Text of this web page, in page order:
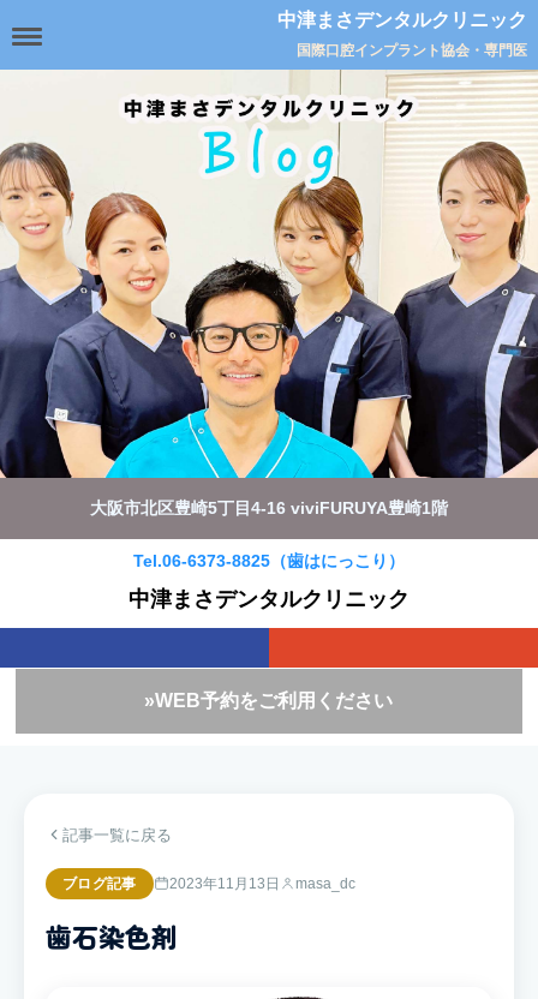
中津まさデンタルクリニック
国際口腔インプラント協会・専門医
大阪市北区豊崎5丁目4-16 viviFURUYA豊崎1階
Tel.06-6373-8825（歯はにっこり）
中津まさデンタルクリニック
»WEB予約をご利用ください
記事一覧に戻る
ブログ記事 2023年11月13日 masa_dc
歯石染色剤